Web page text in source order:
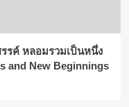
รค์ หลอมรวมเป็นหนึ่ง
and New Beginnings